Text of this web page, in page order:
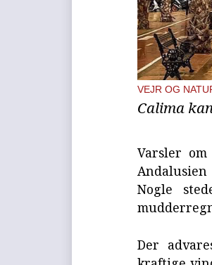
VEJR OG
Calima
Varsler
Nogle
Der